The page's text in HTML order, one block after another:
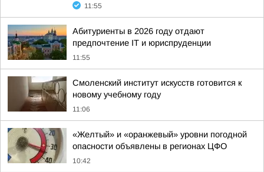
11:55
Абитуриенты в 2026 году отдают
предпочтение IT и юриспруденции
11:55
Смоленский институт искусств готовится к
новому учебному году
11:06
«Желтый» и «оранжевый» уровни погодной
опасности объявлены в регионах ЦФО
10:42